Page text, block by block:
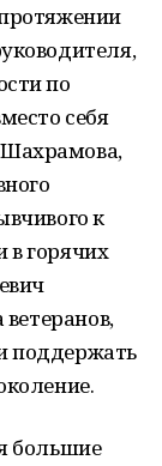
по
себя
к
горячих
ветеранов,
поддержать
большие